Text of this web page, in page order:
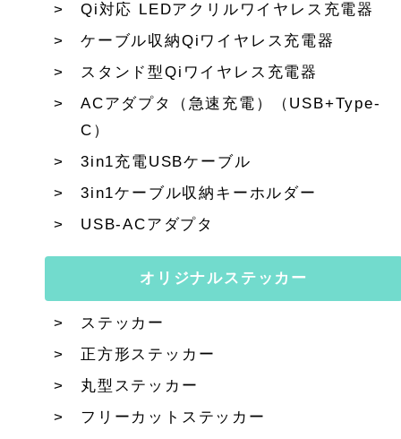
Qi対応 LEDアクリルワイヤレス充電器
ケーブル収納Qiワイヤレス充電器
スタンド型Qiワイヤレス充電器
ACアダプタ（急速充電）（USB+Type-
C）
3in1充電USBケーブル
3in1ケーブル収納キーホルダー
USB-ACアダプタ
オリジナルステッカー
ステッカー
正方形ステッカー
丸型ステッカー
フリーカットステッカー